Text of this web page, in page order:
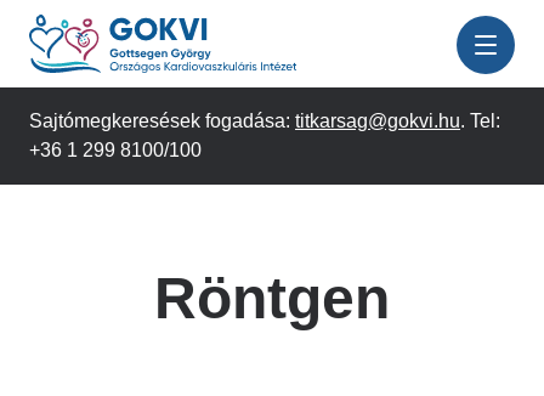
Ugrás
tartalomra
Sajtómegkeresések fogadása: titkarsag@gokvi.hu. Tel:
+36 1 299 8100/100
Röntgen